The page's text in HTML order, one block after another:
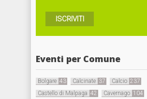
ISCRIVITI
Eventi per Comune
Bolgare 43 Calcinate 37 Calcio 237
Castello di Malpaga 42 Cavernago 104